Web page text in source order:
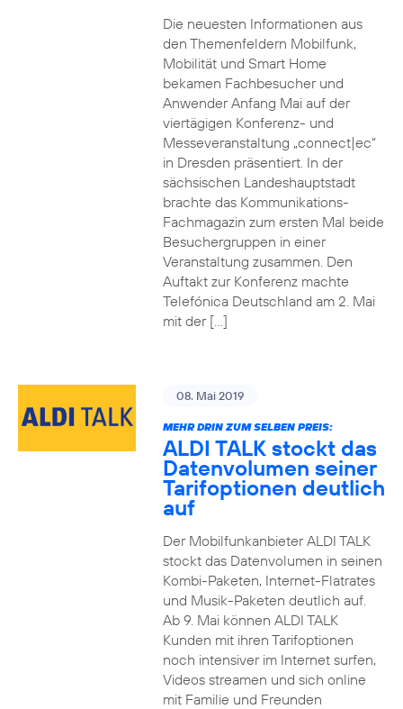
Die neuesten Informationen aus
den Themenfeldern Mobilfunk,
Mobilität und Smart Home
bekamen Fachbesucher und
Anwender Anfang Mai auf der
viertägigen Konferenz- und
Messeveranstaltung „connect|ec“
in Dresden präsentiert. In der
sächsischen Landeshauptstadt
brachte das Kommunikations-
Fachmagazin zum ersten Mal beide
Besuchergruppen in einer
Veranstaltung zusammen. Den
Auftakt zur Konferenz machte
Telefónica Deutschland am 2. Mai
mit der […]
08. Mai 2019
MEHR DRIN ZUM SELBEN PREIS:
ALDI TALK stockt das
Datenvolumen seiner
Tarifoptionen deutlich
auf
Der Mobilfunkanbieter ALDI TALK
stockt das Datenvolumen in seinen
Kombi-Paketen, Internet-Flatrates
und Musik-Paketen deutlich auf.
Ab 9. Mai können ALDI TALK
Kunden mit ihren Tarifoptionen
noch intensiver im Internet surfen,
Videos streamen und sich online
mit Familie und Freunden